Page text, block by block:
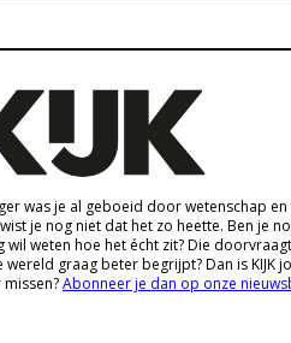
was je al geboeid door wetenschap
je nog niet dat het zo heette. Ben je
wil weten hoe het écht zit? Die
wereld graag beter begrijpt? Dan is KIJK
Abonneer je dan op onze